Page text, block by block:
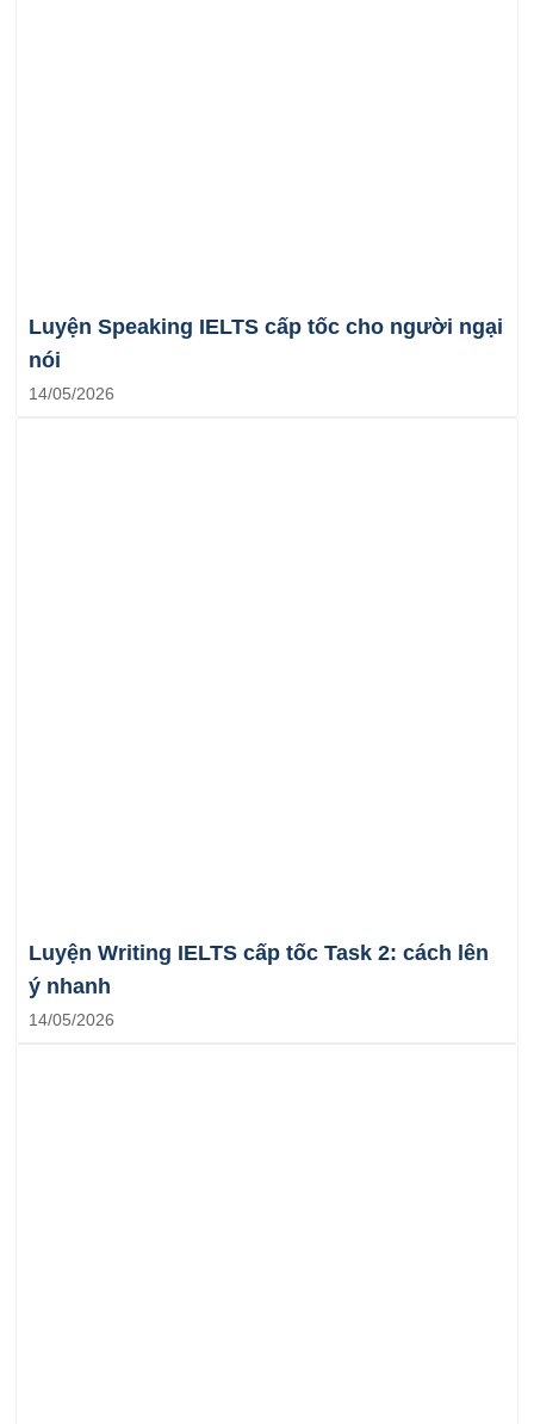
Luyện Speaking IELTS cấp tốc cho người ngại
nói
14/05/2026
Luyện Writing IELTS cấp tốc Task 2: cách lên
ý nhanh
14/05/2026